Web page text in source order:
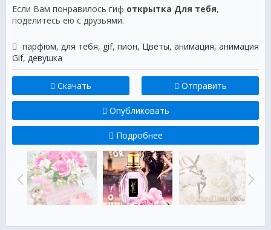
Если Вам понравилось гиф открытка Для тебя,
поделитесь ею с друзьями.
парфюм, для тебя, gif, пион, Цветы, анимация, анимация
Gif, девушка
Скачать Отправить
Опубликовать
Подробнее